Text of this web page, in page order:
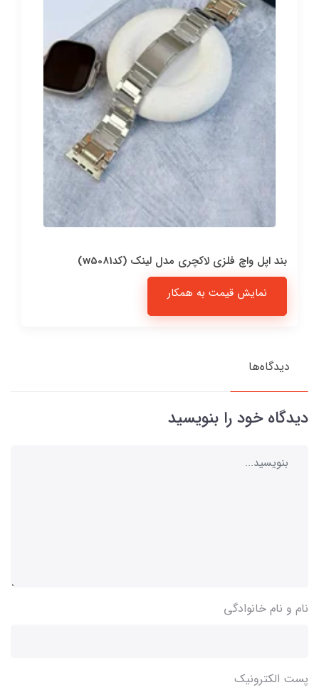
بند اپل واچ فلزی لاکچری مدل لینک (کدw5081)
نمایش قیمت به همکار
دیدگاه‌ها
دیدگاه خود را بنویسید
نام و نام خانوادگی
پست الکترونیک